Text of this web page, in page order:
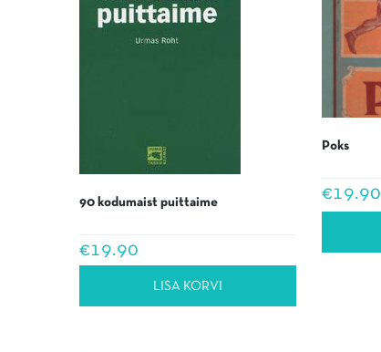
90 kodumaist puittaime
€19.90
LISA KORVI
Poks
€19.90